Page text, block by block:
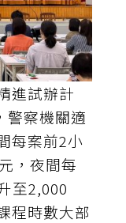
進試辦計
警察機關適
每案前2小
，夜間每
至2,000
程時數大部